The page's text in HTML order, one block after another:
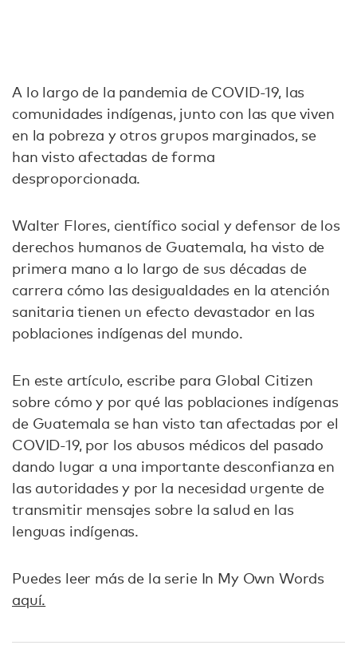
A lo largo de la pandemia de COVID-19, las
comunidades indígenas, junto con las que viven
en la pobreza y otros grupos marginados, se
han visto afectadas de forma
desproporcionada.
Walter Flores, científico social y defensor de los
derechos humanos de Guatemala, ha visto de
primera mano a lo largo de sus décadas de
carrera cómo las desigualdades en la atención
sanitaria tienen un efecto devastador en las
poblaciones indígenas del mundo.
En este artículo, escribe para Global Citizen
sobre cómo y por qué las poblaciones indígenas
de Guatemala se han visto tan afectadas por el
COVID-19, por los abusos médicos del pasado
dando lugar a una importante desconfianza en
las autoridades y por la necesidad urgente de
transmitir mensajes sobre la salud en las
lenguas indígenas.
Puedes leer más de la serie In My Own Words
aquí.